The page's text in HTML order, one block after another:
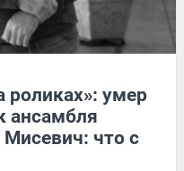
роликах»: умер
ансамбля
что с